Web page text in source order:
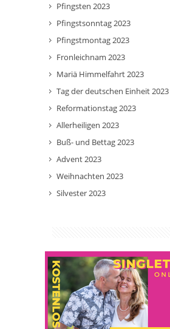
Pfingsten 2023
Pfingstsonntag 2023
Pfingstmontag 2023
Fronleichnam 2023
Mariä Himmelfahrt 2023
Tag der deutschen Einheit 2023
Reformationstag 2023
Allerheiligen 2023
Buß- und Bettag 2023
Advent 2023
Weihnachten 2023
Silvester 2023